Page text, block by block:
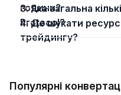
години?
3. Яка загальна кількість доступних GT
Protocol?
4. Де шукати ресурси для навчання
трейдингу?
Популярні